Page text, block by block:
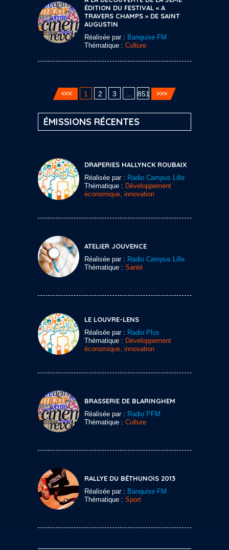
ÉDITION DU FESTIVAL « A
TRAVERS CHAMPS » DE SAINT
AUGUSTIN
Réalisée par : Banquise FM
Thématique : Culture
1 2 3 851
ÉMISSIONS RÉCENTES
DRAPERIES HALLYNCK ROUBAIX
Réalisée par : Radio Campus Lille
Thématique : Développement
économique, innovation
ATELIER JOUVENCE
Réalisée par : Radio Campus Lille
Thématique : Santé
LE LOUVRE-LENS
Réalisée par : Radio Plus
Thématique : Développement
économique, innovation
BRASSERIE DE BLARINGHEM
Réalisée par : Radio PFM
Thématique : Culture
RALLYE DU BÉTHUNOIS 2013
Réalisée par : Banquise FM
Thématique : Sport